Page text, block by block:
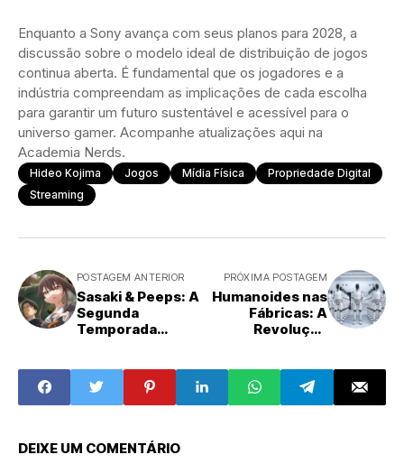
Enquanto a Sony avança com seus planos para 2028, a
discussão sobre o modelo ideal de distribuição de jogos
continua aberta. É fundamental que os jogadores e a
indústria compreendam as implicações de cada escolha
para garantir um futuro sustentável e acessível para o
universo gamer. Acompanhe atualizações aqui na
Academia Nerds.
Hideo Kojima Jogos Mídia Física
Propriedade Digital
Streaming
POSTAGEM ANTERIOR
Sasaki & Peeps: A
Segunda
Temporada
Fantasia e Ação
PRÓXIMA POSTAGEM
Humanoides nas
Fábricas: A
Revolução
da Segurança
DEIXE UM COMENTÁRIO